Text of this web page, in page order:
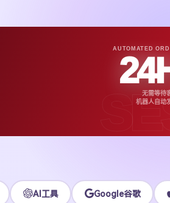
AUTOMATED
无需等待
机器人自动
AI工具 Google谷歌